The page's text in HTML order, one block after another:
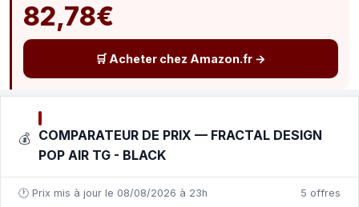
82,78€
🛒 Acheter chez Amazon.fr →
💰 COMPARATEUR DE PRIX — FRACTAL DESIGN
POP AIR TG - BLACK
🕐 Prix mis à jour le 08/08/2026 à 23h 5 offres